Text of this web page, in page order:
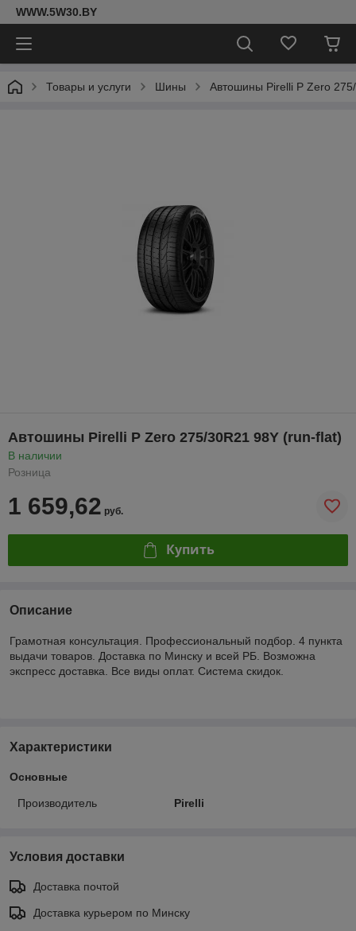
WWW.5W30.BY
Товары и услуги Шины Автошины Pirelli P Zero
Автошины Pirelli P Zero 275/30R21 98Y (run-flat)
В наличии
Розница
1 659,62 руб.
Купить
Описание
Грамотная консультация. Профессиональный подбор. 4 пункта
выдачи товаров. Доставка по Минску и всей РБ. Возможна
экспресс доставка. Все виды оплат. Система скидок.
Характеристики
Основные
Производитель Pirelli
Условия доставки
Доставка почтой
Доставка курьером по Минску